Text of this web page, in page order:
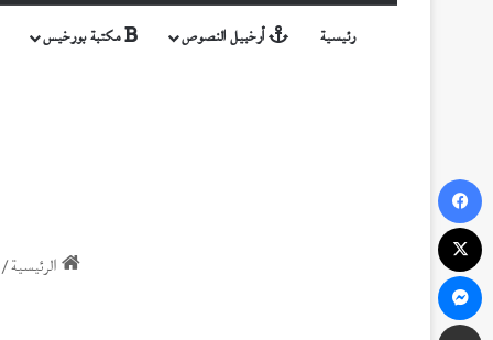
رئيسية أرخبيل النصوص مكتبة بورخيس
الرئيسية/